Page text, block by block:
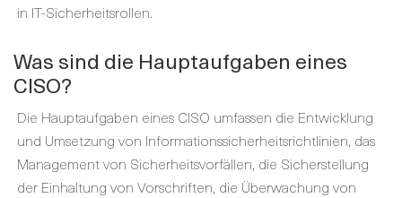
in IT-Sicherheitsrollen.
Was sind die Hauptaufgaben eines
CISO?
Die Hauptaufgaben eines CISO umfassen die Entwicklung
und Umsetzung von Informationssicherheitsrichtlinien, das
Management von Sicherheitsvorfällen, die Sicherstellung
der Einhaltung von Vorschriften, die Überwachung von